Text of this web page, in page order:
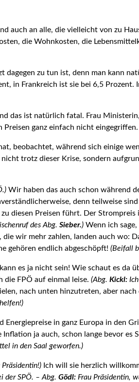
auch an alle, die vielleicht von zu
die Wohnkosten, die
zu tun ist, denn man kann
in Frankreich ist sie bei 6,5
das ist natürlich fatal. Frau
ganz einfach nicht eingegriffen.
beobachtet, während sich einige
trotz dieser Krise, sondern
Wir haben das auch schon während
denn teilweise
diesen Preisen führt. Der Strompreis
des Abg. Sieber.) Wenn ich
die wir mehr zahlen, landen auch wo:
gehören endlich abgeschöpft! (Beifall
es ja nicht sein! Wie schaut es da
die FPÖ auf einmal leise. (Abg. Kickl:
nach unten hinzutreten, aber
Energiepreise in ganz Europa in den
ja auch, schon lange bevor es
in den Saal geworfen.)
Präsidentin!) Ich will sie herzlich
der SPÖ. – Abg. Gödl: Frau Präsidentin,